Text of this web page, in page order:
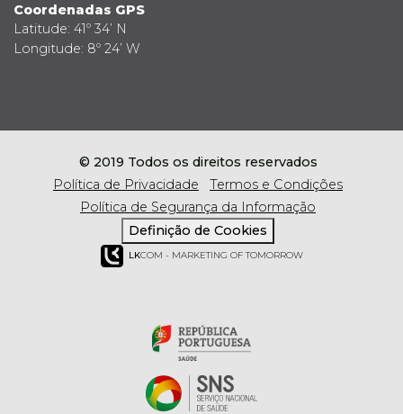
Coordenadas GPS
Latitude: 41º 34’ N
Longitude: 8º 24’ W
© 2019 Todos os direitos reservados
Política de Privacidade
Termos e Condições
Política de Segurança da Informação
Definição de Cookies
LKCOM - MARKETING OF TOMORROW